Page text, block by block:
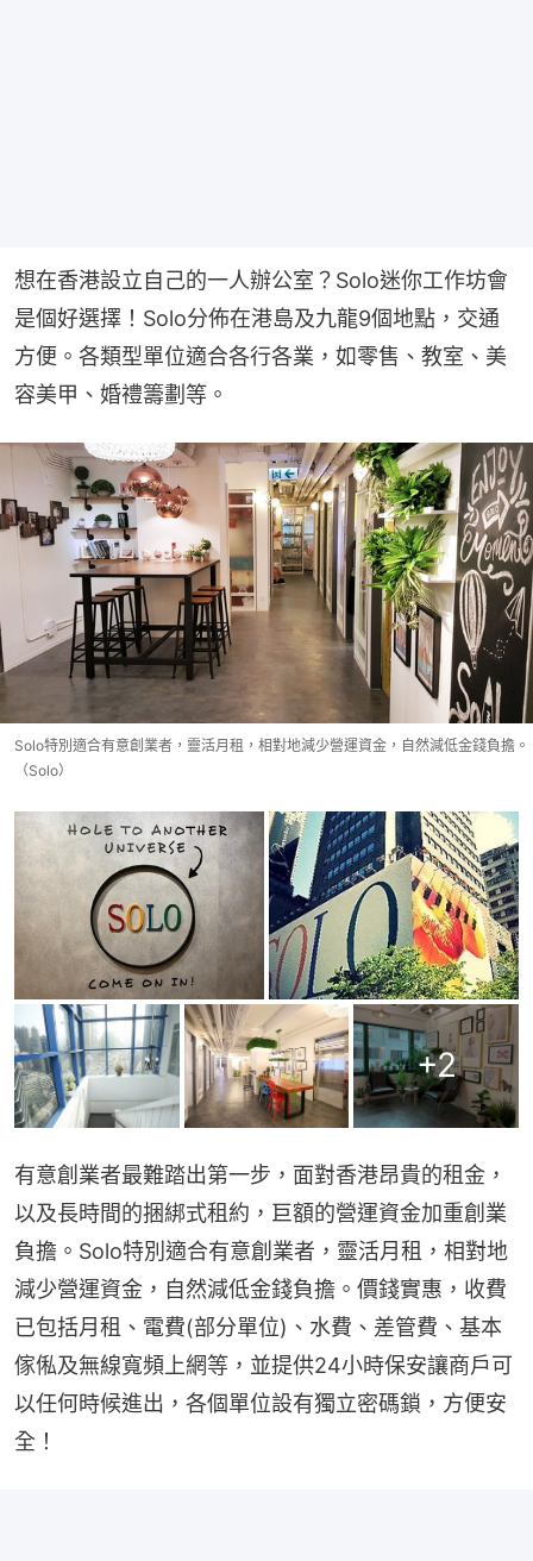
想在香港設立自己的一人辦公室？Solo迷你工作坊會
是個好選擇！Solo分佈在港島及九龍9個地點，交通
方便。各類型單位適合各行各業，如零售、教室、美
容美甲、婚禮籌劃等。
Solo特別適合有意創業者，靈活月租，相對地減少營運資金，自然減低金錢負擔。
（Solo）
+2
有意創業者最難踏出第一步，面對香港昂貴的租金，
以及長時間的捆綁式租約，巨額的營運資金加重創業
負擔。Solo特別適合有意創業者，靈活月租，相對地
減少營運資金，自然減低金錢負擔。價錢實惠，收費
已包括月租、電費(部分單位)、水費、差管費、基本
傢俬及無線寬頻上網等，並提供24小時保安讓商戶可
以任何時候進出，各個單位設有獨立密碼鎖，方便安
全！